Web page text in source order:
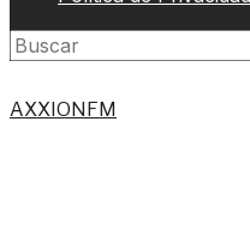
AXXIONFM